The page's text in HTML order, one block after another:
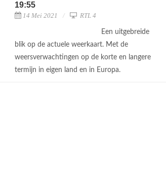
19:55
14 Mei 2021 RTL 4
Een uitgebreide
blik op de actuele weerkaart. Met de
weersverwachtingen op de korte en langere
termijn in eigen land en in Europa.